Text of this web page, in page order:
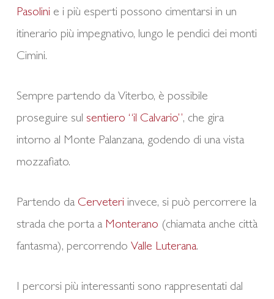
Pasolini e i più esperti possono cimentarsi in un
itinerario più impegnativo, lungo le pendici dei monti
Cimini.
Sempre partendo da Viterbo, è possibile
proseguire sul sentiero “il Calvario”, che gira
intorno al Monte Palanzana, godendo di una vista
mozzafiato.
Partendo da Cerveteri invece, si può percorrere la
strada che porta a Monterano (chiamata anche città
fantasma), percorrendo Valle Luterana.
I percorsi più interessanti sono rappresentati dal